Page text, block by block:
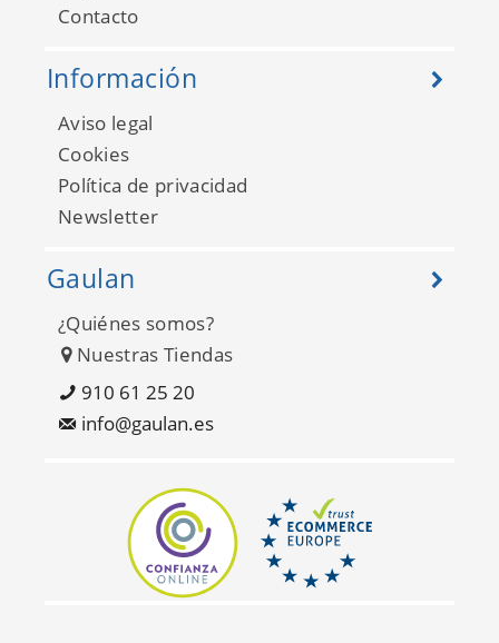
Arber DL26701
Arber DL26702
Contacto
Información
Aviso legal
Cookies
Política de privacidad
Newsletter
Gaulan
¿Quiénes somos?
Nuestras Tiendas
910 61 25 20
info@gaulan.es